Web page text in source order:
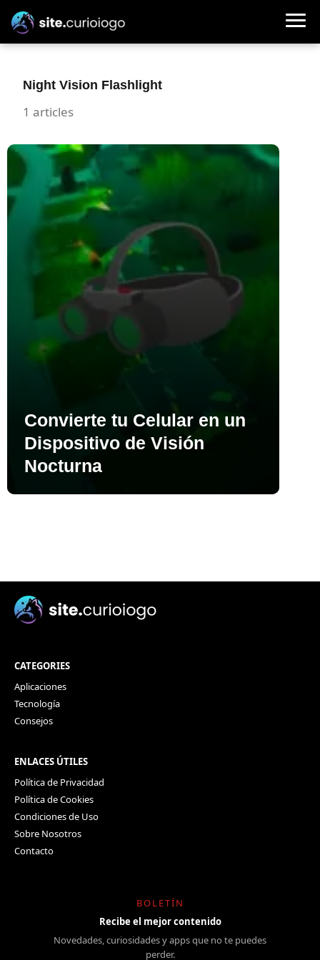
Night Vision Flashlight
1 articles
Convierte tu Celular en un
Dispositivo de Visión
Nocturna
CATEGORIES
Aplicaciones
Tecnología
Consejos
ENLACES ÚTILES
Política de Privacidad
Política de Cookies
Condiciones de Uso
Sobre Nosotros
Contacto
BOLETÍN
Recibe el mejor contenido
Novedades, curiosidades y apps que no te puedes
perder.